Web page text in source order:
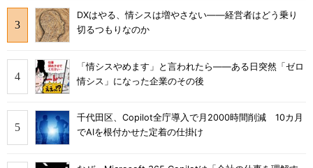
DXはやる、情シスは増やさない――経営者はどう乗り
切るつもりなのか
「情シスやめます」と言われたら――ある日突然「ゼロ
情シス」になった企業のその後
千代田区、Copilot全庁導入で月2000時間削減 10カ月
でAIを根付かせた定着の仕掛け